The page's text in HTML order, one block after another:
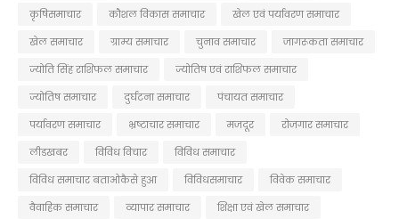
कृषिसमाचार
कौशल विकास समाचार
खेल एवं पर्यावरण समाचार
खेल समाचार
ग्राम्य समाचार चुनाव समाचार
जागरूकता समाचार
ज्योति सिंह राशिफल समाचार
ज्योतिष एवं राशिफल समाचार
ज्योतिष समाचार
दुर्घटना समाचार
पंचायत समाचार
पर्यावरण समाचार
भ्रष्टाचार समाचार मजदूर
रोजगार समाचार
लीडखबर
विविध विचार
विविध समाचार
विविध समाचार बताओकैसे हुआ
विविधसमाचार
विवेक समाचार
वैवाहिक समाचार
व्यापार समाचार
शिक्षा एवं खेल समाचार